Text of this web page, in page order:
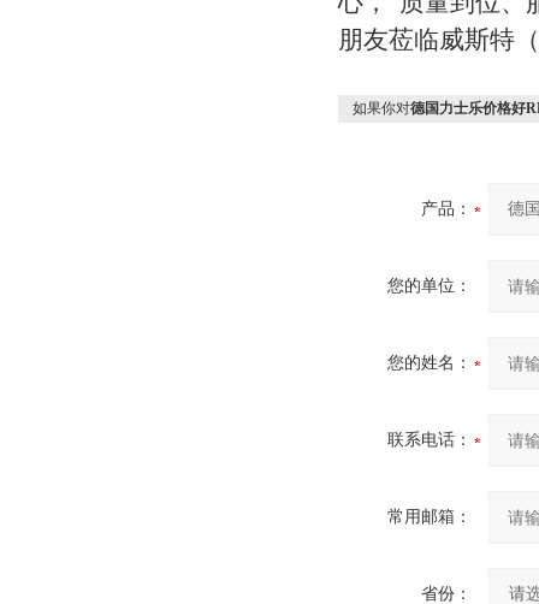
朋友莅临威斯特
如果你对德国力士乐价格好
产品：
您的单位：
您的姓名：
联系电话：
常用邮箱：
省份：